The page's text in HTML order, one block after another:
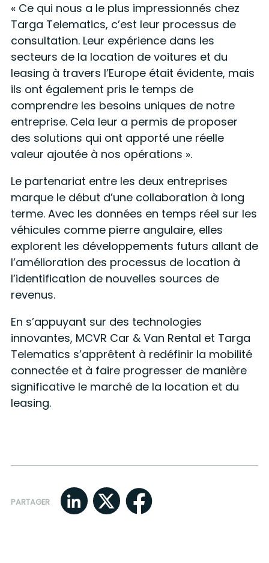
« Ce qui nous a le plus impressionnés chez
Targa Telematics, c’est leur processus de
consultation. Leur expérience dans les
secteurs de la location de voitures et du
leasing à travers l’Europe était évidente, mais
ils ont également pris le temps de
comprendre les besoins uniques de notre
entreprise. Cela leur a permis de proposer
des solutions qui ont apporté une réelle
valeur ajoutée à nos opérations ».
Le partenariat entre les deux entreprises
marque le début d’une collaboration à long
terme. Avec les données en temps réel sur les
véhicules comme pierre angulaire, elles
explorent les développements futurs allant de
l’amélioration des processus de location à
l’identification de nouvelles sources de
revenus.
En s’appuyant sur des technologies
innovantes, MCVR Car & Van Rental et Targa
Telematics s’apprêtent à redéfinir la mobilité
connectée et à faire progresser de manière
significative le marché de la location et du
leasing.
PARTAGER